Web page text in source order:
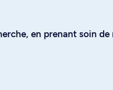
en prenant soin de